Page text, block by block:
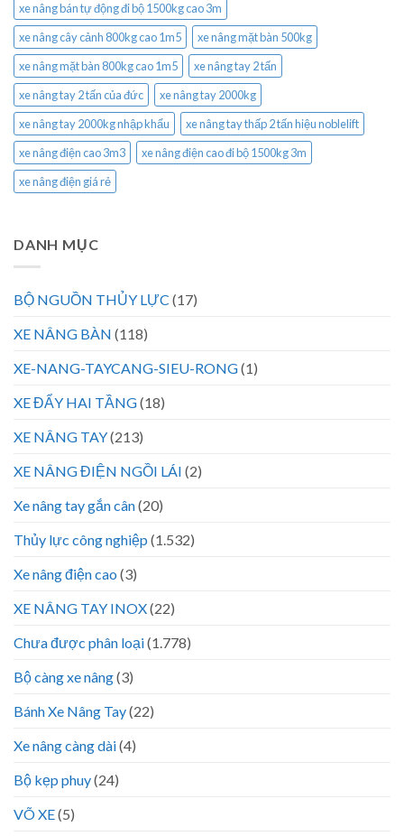
xe nâng bán tự động đi bộ 1500kg cao 3m
xe nâng cây cảnh 800kg cao 1m5
xe nâng mặt bàn 500kg
xe nâng mặt bàn 800kg cao 1m5
xe nâng tay 2 tấn
xe nâng tay 2 tấn của đức
xe nâng tay 2000kg
xe nâng tay 2000kg nhập khẩu
xe nâng tay thấp 2 tấn hiệu noblelift
xe nâng điện cao 3m3
xe nâng điện cao đi bộ 1500kg 3m
xe nâng điện giá rẻ
DANH MỤC
BỘ NGUỒN THỦY LỰC (17)
XE NÂNG BÀN (118)
XE-NANG-TAYCANG-SIEU-RONG(1)
XE ĐẨY HAI TẦNG(18)
XE NÂNG TAY(213)
XE NÂNG ĐIỆN NGỒI LÁI (2)
Xe nâng tay gắn cân(20)
Thủy lực công nghiệp (1.532)
Xe nâng điện cao (3)
XE NÂNG TAY INOX(22)
Chưa được phân loại(1.778)
Bộ càng xe nâng(3)
Bánh Xe Nâng Tay(22)
Xe nâng càng dài(4)
Bộ kẹp phuy(24)
VÕ XE(5)